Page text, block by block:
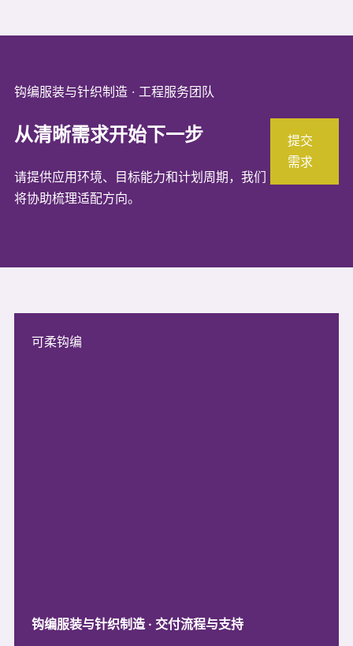
钩编服装与针织制造 · 工程服务团队
从清晰需求开始下一步
请提供应用环境、目标能力和计划周期，我们
将协助梳理适配方向。
提交
需求
可柔钩编
钩编服装与针织制造 · 交付流程与支持